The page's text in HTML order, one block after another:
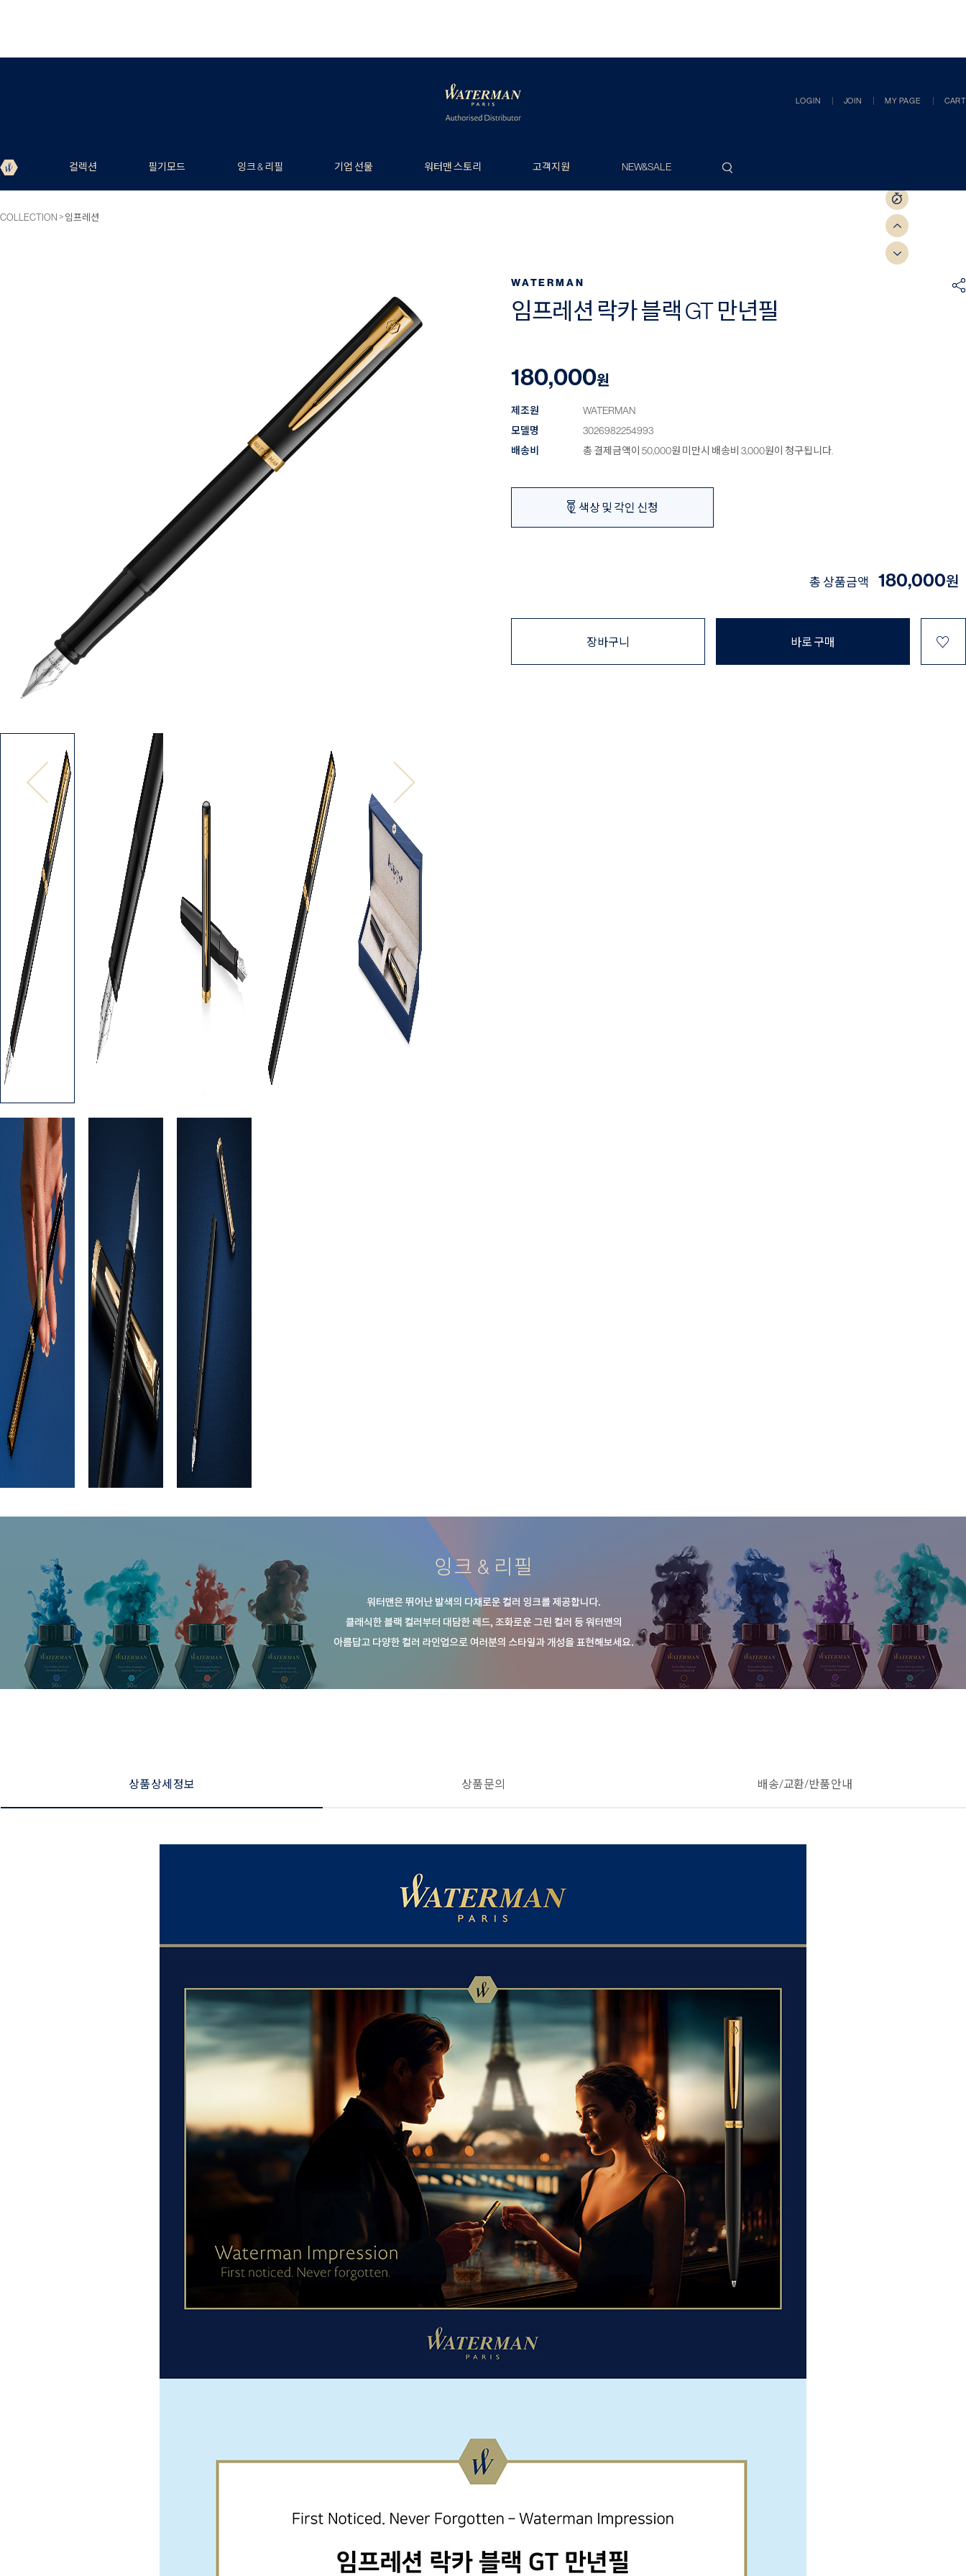
LOGIN JOIN MY PAGE CART
컬렉션 필기모드 잉크 & 리필 기업 선물 워터맨 스토리 고객지원 NEW&SALE
COLLECTION>임프레션
WATERMAN
임프레션 락카 블랙 GT 만년필
180,000원
제조원
WATERMAN
모델명
3026982254993
배송비
총 결제금액이 50,000원 미만시 배송비 3,000원이 청구됩니다.
색상 및 각인 신청
총 상품금액 180,000원
장바구니 바로 구매 ♡
상품 상세 정보 상품 문의 배송/교환/반품 안내